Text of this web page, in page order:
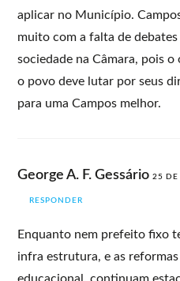
aplicar no Município.
muito com a falta de
sociedade na Câmara, pois
o povo deve lutar por seus
para uma Campos melhor.
George A. F. Gessário25 DE
RESPONDER
Enquanto nem prefeito fixo
infra estrutura, e as
educacional, continuam